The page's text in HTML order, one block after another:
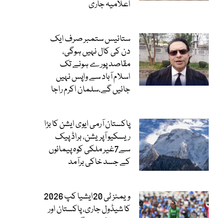
اعلامیہ جاری
ستائیس ستمبر صرف ایک
دن کی کال نہیں ہوگی،
مقاصد پورے ہونے تک
اسلام آباد سے واپس نہیں
جائیں گے،سلمان اکرم راجا
پاکستان آرمی ایوی ایشن کا بڑا
ریسکیو آپریشن، براڈ پیک
سے7غیر ملکی کوہ پیمائوں
کے جسد خاکی برآمد
ویمنز ٹی 20ایشیا کپ 2026
کا شیڈول جاری، پاکستان اور